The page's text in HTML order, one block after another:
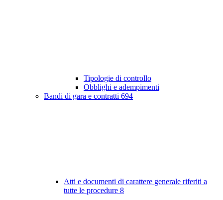
Tipologie di controllo
Obblighi e adempimenti
Bandi di gara e contratti 694
Atti e documenti di carattere generale riferiti a
tutte le procedure 8